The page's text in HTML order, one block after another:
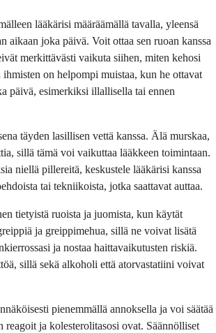
lääkärisi määräämällä tavalla, yleensä
aikaan joka päivä. Voit ottaa sen ruoan kanssa
merkittävästi vaikuta siihen, miten kehosi
on helpompi muistaa, kun he ottavat
päivä, esimerkiksi illallisella tai ennen
täyden lasillisen vettä kanssa. Älä murskaa,
sillä tämä voi vaikuttaa lääkkeen toimintaan.
niellä pillereitä, keskustele lääkärisi kanssa
tai tekniikoista, jotka saattavat auttaa.
tietyistä ruoista ja juomista, kun käytät
ja greippimehua, sillä ne voivat lisätä
ja nostaa haittavaikutusten riskiä.
sillä sekä alkoholi että atorvastatiini voivat
pienemmällä annoksella ja voi säätää
reagoit ja kolesterolitasosi ovat. Säännölliset